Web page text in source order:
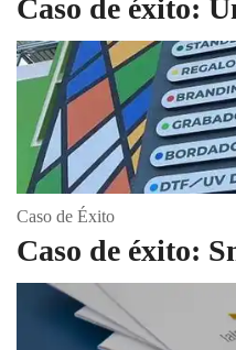
Caso de éxito:
Caso de Éxito
Caso de éxito: